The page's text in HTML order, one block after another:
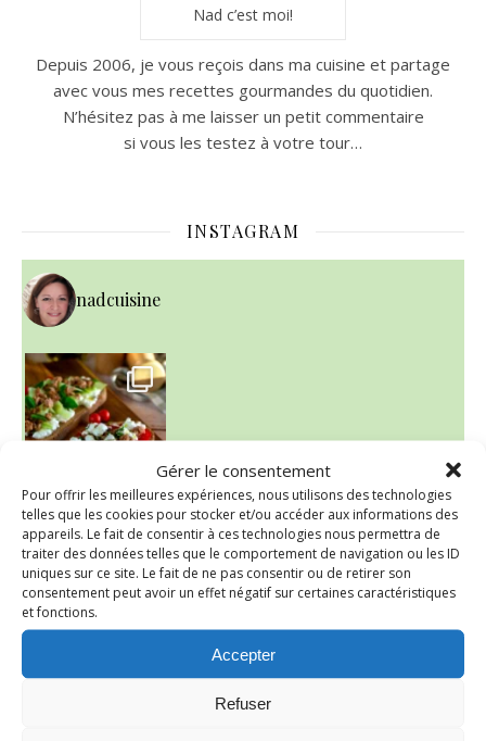
Gérer le consentement
Pour offrir les meilleures expériences, nous utilisons des technologies
telles que les cookies pour stocker et/ou accéder aux informations des
appareils. Le fait de consentir à ces technologies nous permettra de
traiter des données telles que le comportement de navigation ou les ID
uniques sur ce site. Le fait de ne pas consentir ou de retirer son
consentement peut avoir un effet négatif sur certaines caractéristiques
et fonctions.
Accepter
Refuser
Nad c’est moi!
Depuis 2006, je vous reçois dans ma cuisine et partage
avec vous mes recettes gourmandes du quotidien.
N’hésitez pas à me laisser un petit commentaire
si vous les testez à votre tour…
INSTAGRAM
nadcuisine
~ NICE CREAM À LA FRAISE ~
Presque un mois que